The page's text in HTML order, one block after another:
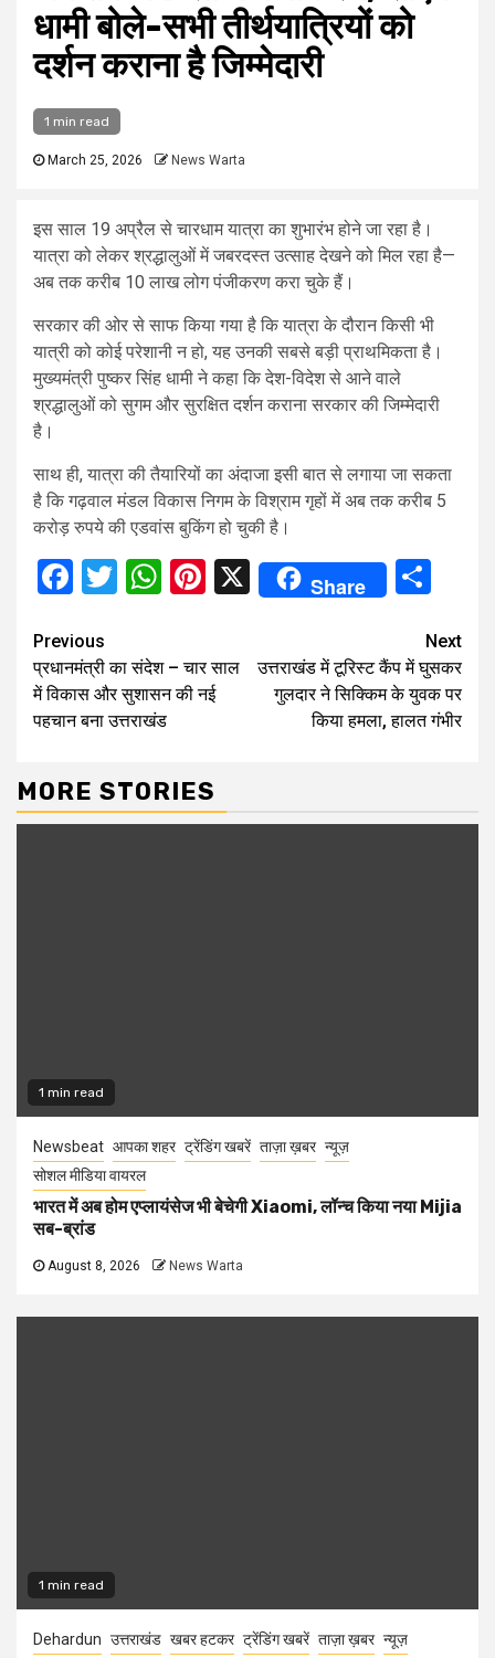
धामी बोले-सभी तीर्थयात्रियों को
दर्शन कराना है जिम्मेदारी
1 min read
March 25, 2026 News Warta
इस साल 19 अप्रैल से चारधाम यात्रा का शुभारंभ होने जा रहा है।
यात्रा को लेकर श्रद्धालुओं में जबरदस्त उत्साह देखने को मिल रहा है—
अब तक करीब 10 लाख लोग पंजीकरण करा चुके हैं।
सरकार की ओर से साफ किया गया है कि यात्रा के दौरान किसी भी
यात्री को कोई परेशानी न हो, यह उनकी सबसे बड़ी प्राथमिकता है।
मुख्यमंत्री पुष्कर सिंह धामी ने कहा कि देश-विदेश से आने वाले
श्रद्धालुओं को सुगम और सुरक्षित दर्शन कराना सरकार की जिम्मेदारी
है।
साथ ही, यात्रा की तैयारियों का अंदाजा इसी बात से लगाया जा सकता
है कि गढ़वाल मंडल विकास निगम के विश्राम गृहों में अब तक करीब 5
करोड़ रुपये की एडवांस बुकिंग हो चुकी है।
Facebook
Twitter
WhatsApp
Pinterest
X Share
Continue
Reading
Previous
प्रधानमंत्री का संदेश – चार साल
में विकास और सुशासन की नई
पहचान बना उत्तराखंड
Next
उत्तराखंड में टूरिस्ट कैंप में घुसकर
गुलदार ने सिक्किम के युवक पर
किया हमला, हालत गंभीर
MORE STORIES
1 min read
Newsbeat आपका शहर ट्रेंडिंग खबरें ताज़ा ख़बर न्यूज़
सोशल मीडिया वायरल
भारत में अब होम एप्लायंसेज भी बेचेगी Xiaomi, लॉन्च किया नया Mijia
सब-ब्रांड
August 8, 2026 News Warta
1 min read
Dehardun उत्तराखंड खबर हटकर ट्रेंडिंग खबरें ताज़ा ख़बर न्यूज़